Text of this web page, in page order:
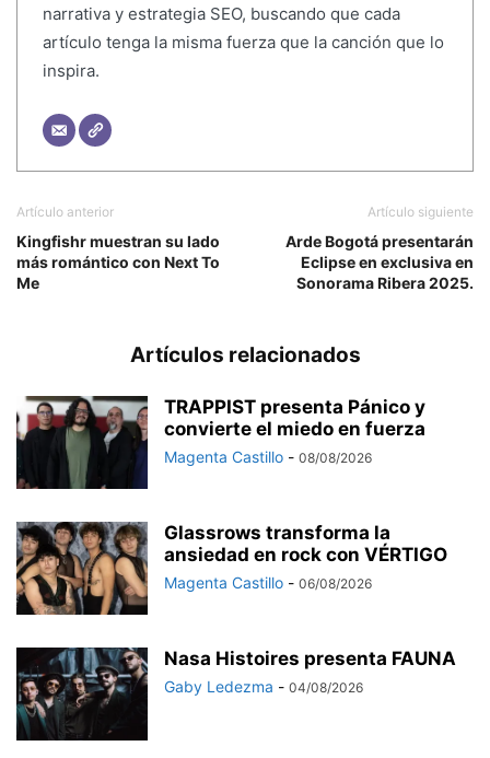
narrativa y estrategia SEO, buscando que cada
artículo tenga la misma fuerza que la canción que lo
inspira.
Artículo anterior
Kingfishr muestran su lado
más romántico con Next To
Me
Artículo siguiente
Arde Bogotá presentarán
Eclipse en exclusiva en
Sonorama Ribera 2025.
Artículos relacionados
TRAPPIST presenta Pánico y
convierte el miedo en fuerza
Magenta Castillo - 08/08/2026
Glassrows transforma la
ansiedad en rock con VÉRTIGO
Magenta Castillo - 06/08/2026
Nasa Histoires presenta FAUNA
Gaby Ledezma - 04/08/2026